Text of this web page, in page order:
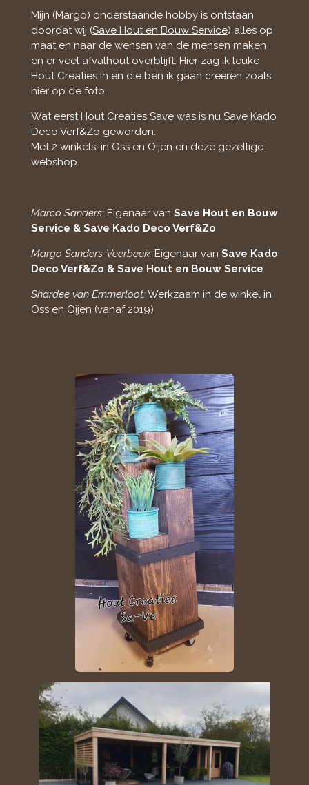
Mijn (Margo) onderstaande hobby is ontstaan
doordat wij (Save Hout en Bouw Service) alles op
maat en naar de wensen van de mensen maken
en er veel afvalhout overblijft. Hier zag ik leuke
Hout Creaties in en die ben ik gaan creëren zoals
hier op de foto.
Wat eerst Hout Creaties Save was is nu Save Kado
Deco Verf&Zo geworden.
Met 2 winkels, in Oss en Oijen en deze gezellige
webshop.
Marco Sanders:Eigenaar van Save Hout en Bouw
Service & Save Kado Deco Verf&Zo
Margo Sanders-Veerbeek:Eigenaar van Save Kado
Deco Verf&Zo & Save Hout en Bouw Service
Shardee van Emmerloot:Werkzaam in de winkel in
Oss en Oijen (vanaf 2019)